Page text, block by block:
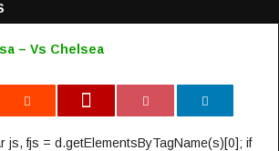
– Vs Chelsea
js, fjs = d.getElementsByTagName(s)[0]; if